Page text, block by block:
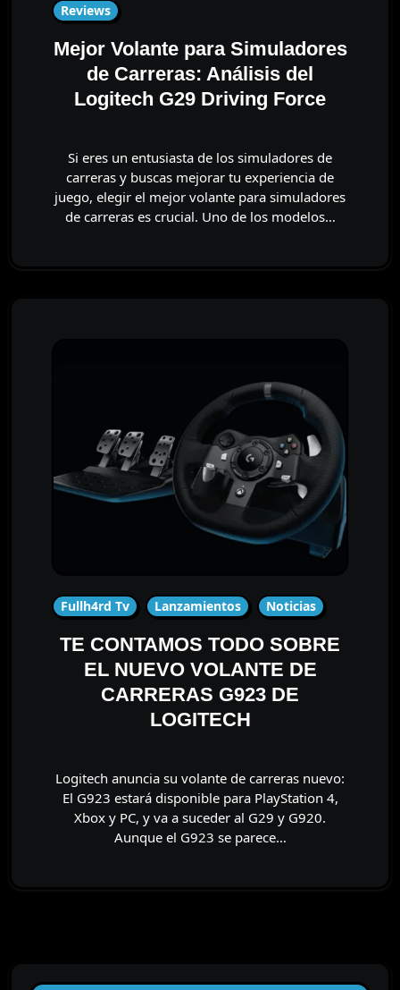
Reviews
Mejor Volante para Simuladores
de Carreras: Análisis del
Logitech G29 Driving Force
Si eres un entusiasta de los simuladores de
carreras y buscas mejorar tu experiencia de
juego, elegir el mejor volante para simuladores
de carreras es crucial. Uno de los modelos…
Fullh4rd Tv Lanzamientos Noticias
TE CONTAMOS TODO SOBRE
EL NUEVO VOLANTE DE
CARRERAS G923 DE
LOGITECH
Logitech anuncia su volante de carreras nuevo:
El G923 estará disponible para PlayStation 4,
Xbox y PC, y va a suceder al G29 y G920.
Aunque el G923 se parece…